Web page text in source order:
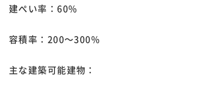
建ぺい率：60%
容積率：200～300%
主な建築可能建物：